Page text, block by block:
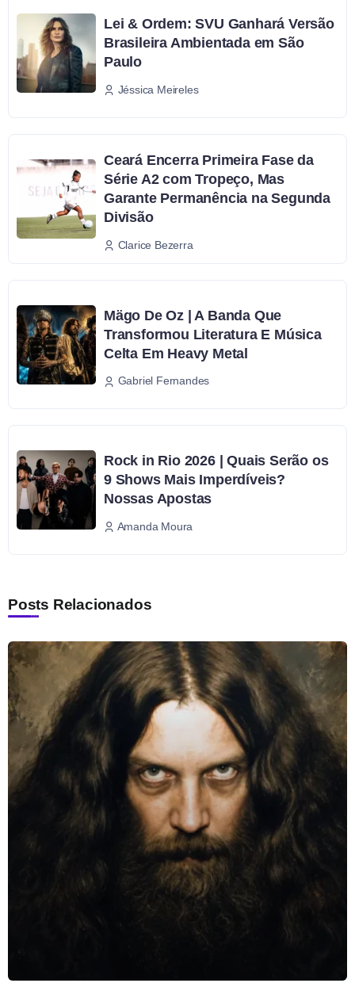
Lei & Ordem: SVU Ganhará Versão
Brasileira Ambientada em São
Paulo
Jéssica Meireles
Ceará Encerra Primeira Fase da
Série A2 com Tropeço, Mas
Garante Permanência na Segunda
Divisão
Clarice Bezerra
Mägo De Oz | A Banda Que
Transformou Literatura E Música
Celta Em Heavy Metal
Gabriel Fernandes
Rock in Rio 2026 | Quais Serão os
9 Shows Mais Imperdíveis?
Nossas Apostas
Amanda Moura
Posts Relacionados